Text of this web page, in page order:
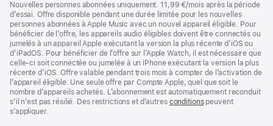
Nouvelles personnes abonnées uniquement. 11,99 €/mois après la période
d’essai. Offre disponible pendant une durée limitée pour les nouvelles
personnes abonnées à Apple Music avec un nouvel appareil éligible. Pour
bénéficier de l’offre, les appareils audio éligibles doivent être connectés ou
jumelés à un appareil Apple exécutant la version la plus récente d’iOS ou
d’iPadOS. Pour bénéficier de l’offre sur l’Apple Watch, il est nécessaire que
celle-ci soit connectée ou jumelée à un iPhone exécutant la version la plus
récente d’iOS. Offre valable pendant trois mois à compter de l’activation de
l’appareil éligible. Une seule offre par Compte Apple, quel que soit le
nombre d’appareils achetés. L’abonnement est automatiquement reconduit
s’il n’est pas résilié. Des restrictions et d’autres conditionspeuvent
s’appliquer.